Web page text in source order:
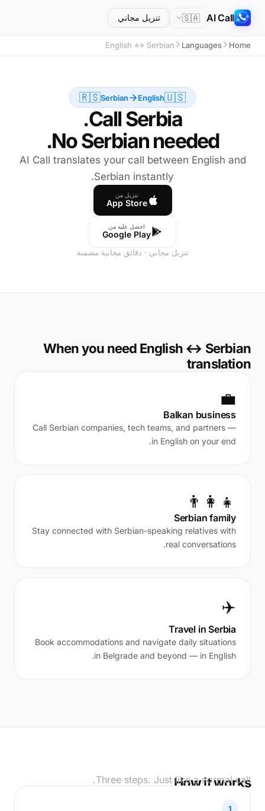
AI Call
🇸🇦 تنزيل مجاني
Home
Languages
English ↔ Serbian
🇺🇸
English
Serbian
🇷🇸
No Serbian needed.
AI Call translates your call between English and
Serbian instantly.
تنزيل من
App Store
احصل عليه من
Google Play
تنزيل مجاني · دقائق مجانية مضمنة
When you need English ↔ Serbian
translation
💼
Balkan business
Call Serbian companies, tech teams, and partners —
in English on your end.
👨‍👩‍👧
Serbian family
Stay connected with Serbian-speaking relatives with
real conversations.
✈️
Travel in Serbia
Book accommodations and navigate daily situations
in Belgrade and beyond — in English.
How it works
Three steps. Just like a normal call.
1